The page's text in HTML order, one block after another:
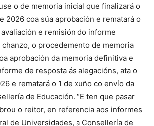
o de memoria inicial que finalizará o
2026 coa súa aprobación e rematará o
e remisión do informe
o procedemento de memoria
aprobación da memoria definitiva e
de resposta ás alegacións, ata o
e rematará o 1 de xuño co envío da
de Educación. “E ten que pasar
o reitor, en referencia aos informes
de Universidades, a Consellería de